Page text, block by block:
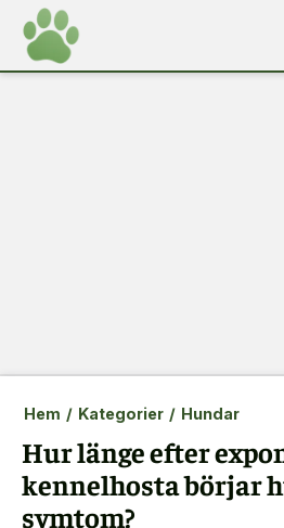
Hem / Kategorier / Hundar
Hur länge efter
kennelhosta börjar
symtom?